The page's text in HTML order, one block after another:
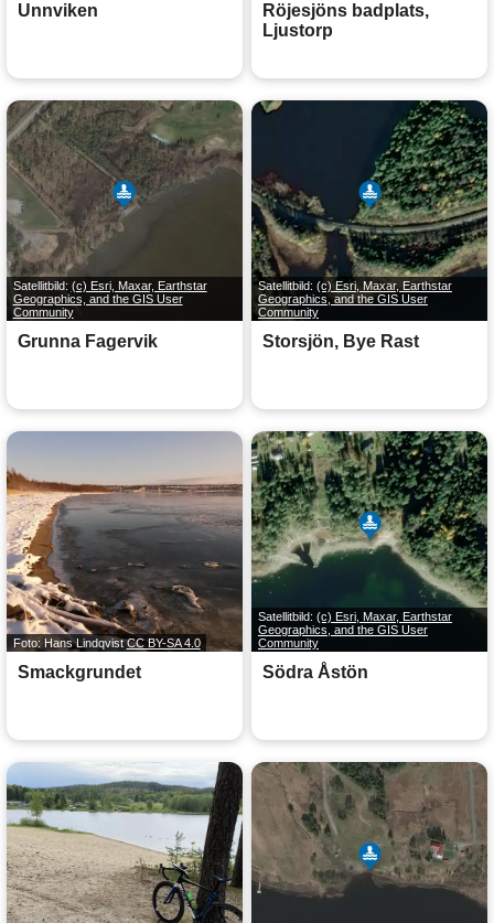
Unnviken
Röjesjöns badplats,
Ljustorp
Satellitbild: (c) Esri, Maxar, Earthstar
Geographics, and the GIS User
Community
Grunna Fagervik
Satellitbild: (c) Esri, Maxar, Earthstar
Geographics, and the GIS User
Community
Storsjön, Bye Rast
Foto: Hans LindqvistCC BY-SA 4.0
Smackgrundet
Satellitbild: (c) Esri, Maxar, Earthstar
Geographics, and the GIS User
Community
Södra Åstön